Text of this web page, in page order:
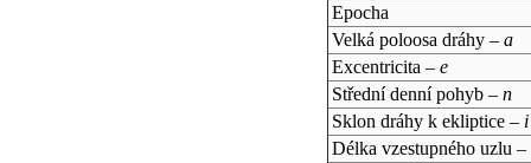
Epocha
Velká poloosa dráhy – a
Excentricita – e
Střední denní pohyb – n
Sklon dráhy k ekliptice – i
Délka vzestupného uzlu –